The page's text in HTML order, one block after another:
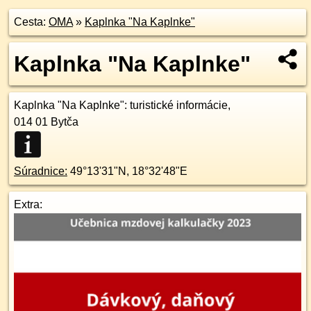
Cesta: OMA» Kaplnka "Na Kaplnke"
Kaplnka "Na Kaplnke"
Kaplnka "Na Kaplnke": turistické informácie,
014 01 Bytča
Súradnice: 49°13'31"N , 18°32'48"E
Extra: